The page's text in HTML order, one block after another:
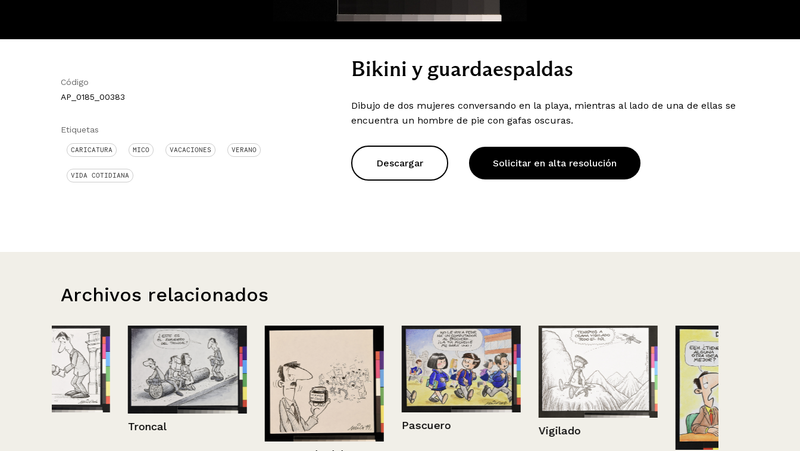
Código
AP_0185_00383
Etiquetas
CARICATURA MICO VACACIONES VERANO
VIDA COTIDIANA
Bikini y guardaespaldas
Dibujo de dos mujeres conversando en la playa, mientras al lado de una de ellas se
encuentra un hombre de pie con gafas oscuras.
Descargar Solicitar en alta resolución
Archivos relacionados
Pascuero